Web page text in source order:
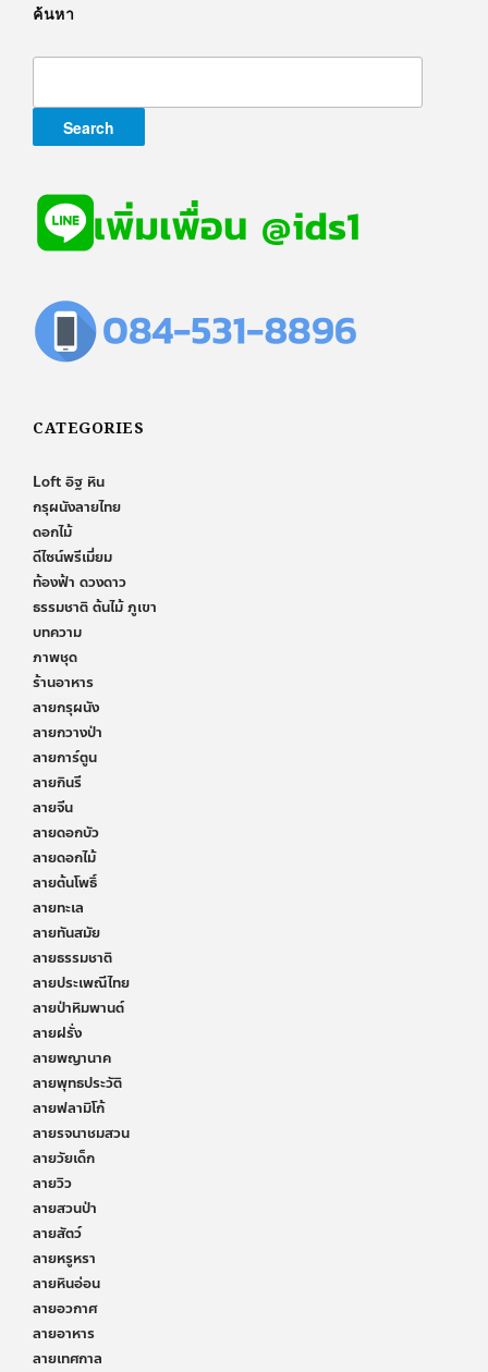
ค้นหา
CATEGORIES
Loft อิฐ หิน
กรุผนังลายไทย
ดอกไม้
ดีไซน์พรีเมี่ยม
ท้องฟ้า ดวงดาว
ธรรมชาติ ต้นไม้ ภูเขา
บทความ
ภาพชุด
ร้านอาหาร
ลายกรุผนัง
ลายกวางป่า
ลายการ์ตูน
ลายกินรี
ลายจีน
ลายดอกบัว
ลายดอกไม้
ลายต้นโพธิ์
ลายทะเล
ลายทันสมัย
ลายธรรมชาติ
ลายประเพณีไทย
ลายป่าหิมพานต์
ลายฝรั่ง
ลายพญานาค
ลายพุทธประวัติ
ลายฟลามิโก้
ลายรจนาชมสวน
ลายวัยเด็ก
ลายวิว
ลายสวนป่า
ลายสัตว์
ลายหรูหรา
ลายหินอ่อน
ลายอวกาศ
ลายอาหาร
ลายเทศกาล